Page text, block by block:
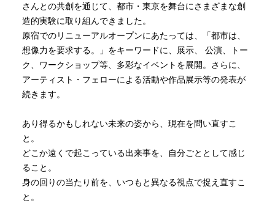
さんとの共創を通じて、都市・東京を舞台にさまざまな創
造的実験に取り組んできました。
原宿でのリニューアルオープンにあたっては、「都市は、
想像力を要求する。」をキーワードに、展示、 公演、トー
ク、ワークショップ等、多彩なイベントを展開。さらに、
アーティスト・フェローによる活動や作品展示等の発表が
続きます。
あり得るかもしれない未来の姿から、現在を問い直すこ
と。
どこか遠くで起こっている出来事を、自分ごととして感じ
ること。
身の回りの当たり前を、いつもと異なる視点で捉え直すこ
と。